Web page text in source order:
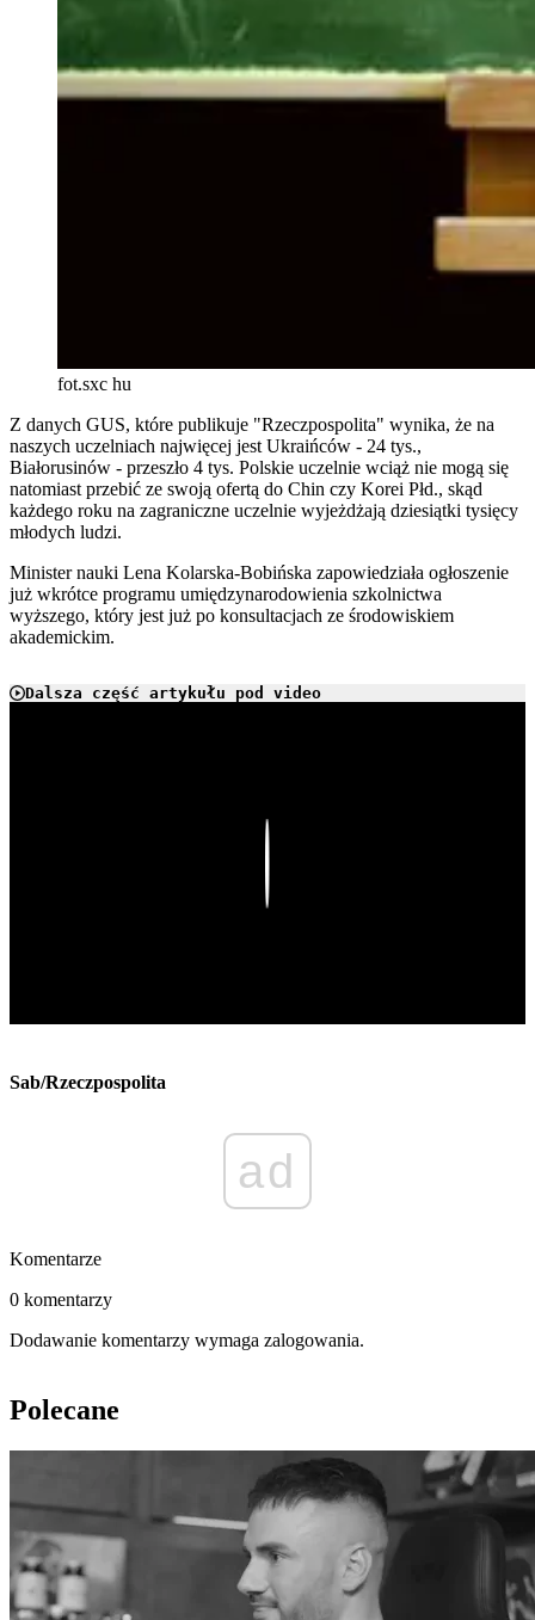
fot.sxc hu
Z danych GUS, które publikuje "Rzeczpospolita" wynika, że na
naszych uczelniach najwięcej jest Ukraińców - 24 tys.,
Białorusinów - przeszło 4 tys. Polskie uczelnie wciąż nie mogą się
natomiast przebić ze swoją ofertą do Chin czy Korei Płd., skąd
każdego roku na zagraniczne uczelnie wyjeżdżają dziesiątki tysięcy
młodych ludzi.
Minister nauki Lena Kolarska-Bobińska zapowiedziała ogłoszenie
już wkrótce programu umiędzynarodowienia szkolnictwa
wyższego, który jest już po konsultacjach ze środowiskiem
akademickim.
Dalsza część artykułu pod video
Sab/Rzeczpospolita
ad
Komentarze
0 komentarzy
Dodawanie komentarzy wymaga zalogowania.
Polecane